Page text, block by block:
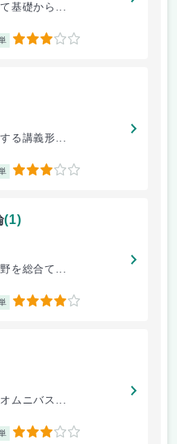
基礎から...
3
る講義形...
3
(1)
を総合て...
4
ムニバス...
3